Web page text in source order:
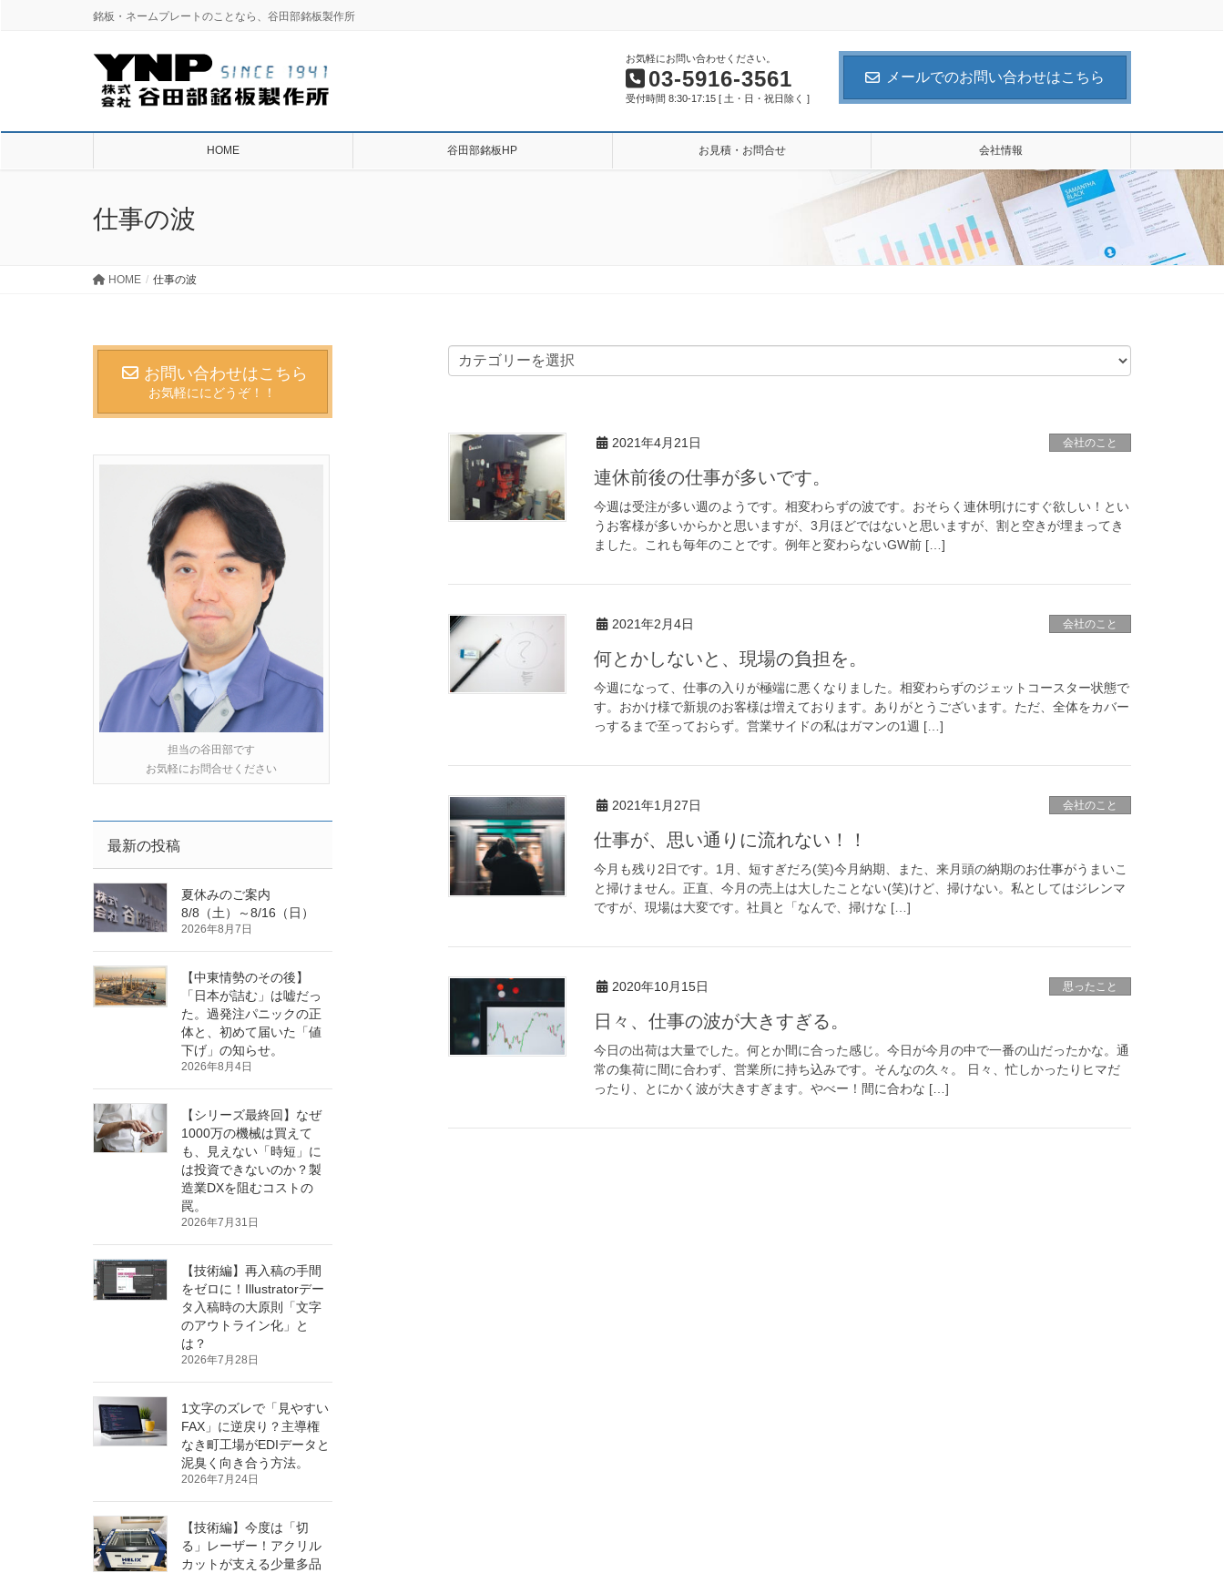
銘板・ネームプレートのことなら、谷田部銘板製作所
お気軽にお問い合わせください。
03-5916-3561
受付時間 8:30-17:15 [ 土・日・祝日除く ]
メールでのお問い合わせはこちら
HOME 谷田部銘板HP お見積・お問合せ 会社情報
仕事の波
HOME 仕事の波
2021年4月21日 会社のこと
連休前後の仕事が多いです。
今週は受注が多い週のようです。相変わらずの波です。おそらく連休明けにすぐ欲しい！とい
うお客様が多いからかと思いますが、3月ほどではないと思いますが、割と空きが埋まってき
ました。これも毎年のことです。例年と変わらないGW前 […]
2021年2月4日 会社のこと
何とかしないと、現場の負担を。
今週になって、仕事の入りが極端に悪くなりました。相変わらずのジェットコースター状態で
す。おかけ様で新規のお客様は増えております。ありがとうございます。ただ、全体をカバー
っするまで至っておらず。営業サイドの私はガマンの1週 […]
2021年1月27日 会社のこと
仕事が、思い通りに流れない！！
今月も残り2日です。1月、短すぎだろ(笑)今月納期、また、来月頭の納期のお仕事がうまいこ
と掃けません。正直、今月の売上は大したことない(笑)けど、掃けない。私としてはジレンマ
ですが、現場は大変です。社員と「なんで、掃けな […]
2020年10月15日 思ったこと
日々、仕事の波が大きすぎる。
今日の出荷は大量でした。何とか間に合った感じ。今日が今月の中で一番の山だったかな。通
常の集荷に間に合わず、営業所に持ち込みです。そんなの久々。 日々、忙しかったりヒマだ
ったり、とにかく波が大きすぎます。やべー！間に合わな […]
お問い合わせはこちら
お気軽ににどうぞ！！
担当の谷田部です
お気軽にお問合せください
最新の投稿
夏休みのご案内
8/8（土）～8/16（日）
2026年8月7日
【中東情勢のその後】
「日本が詰む」は嘘だっ
た。過発注パニックの正
体と、初めて届いた「値
下げ」の知らせ。
2026年8月4日
【シリーズ最終回】なぜ
1000万の機械は買えて
も、見えない「時短」に
は投資できないのか？製
造業DXを阻むコストの
罠。
2026年7月31日
【技術編】再入稿の手間
をゼロに！Illustratorデー
タ入稿時の大原則「文字
のアウトライン化」と
は？
2026年7月28日
1文字のズレで「見やすい
FAX」に逆戻り？主導権
なき町工場がEDIデータと
泥臭く向き合う方法。
2026年7月24日
【技術編】今度は「切
る」レーザー！アクリル
カットが支える少量多品